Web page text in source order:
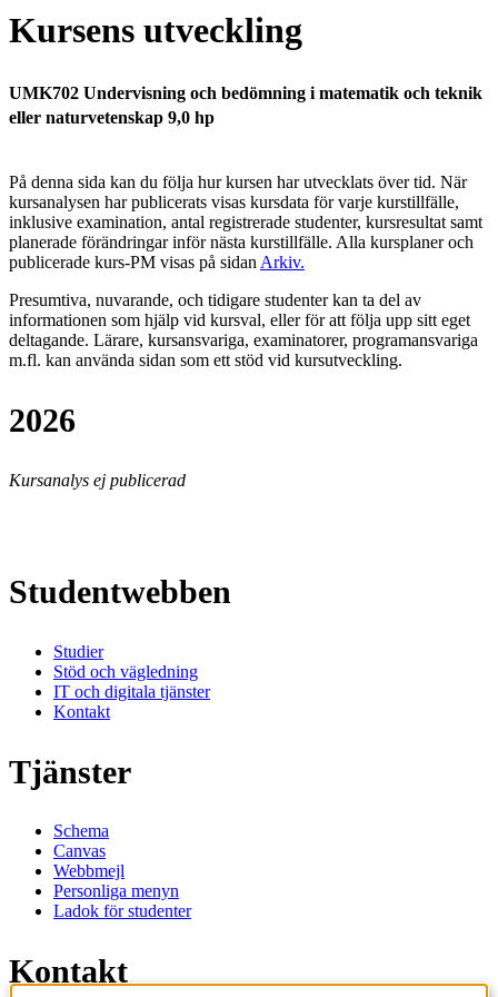
Kursens utveckling
UMK702 Undervisning och bedömning i matematik och teknik
eller naturvetenskap 9,0 hp
På denna sida kan du följa hur kursen har utvecklats över tid. När
kursanalysen har publicerats visas kursdata för varje kurstillfälle,
inklusive examination, antal registrerade studenter, kursresultat samt
planerade förändringar inför nästa kurstillfälle. Alla kursplaner och
publicerade kurs-PM visas på sidan Arkiv.
Presumtiva, nuvarande, och tidigare studenter kan ta del av
informationen som hjälp vid kursval, eller för att följa upp sitt eget
deltagande. Lärare, kursansvariga, examinatorer, programansvariga
m.fl. kan använda sidan som ett stöd vid kursutveckling.
2026
Kursanalys ej publicerad
Studentwebben
Studier
Stöd och vägledning
IT och digitala tjänster
Kontakt
Tjänster
Schema
Canvas
Webbmejl
Personliga menyn
Ladok för studenter
Kontakt